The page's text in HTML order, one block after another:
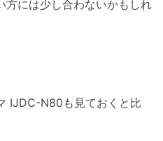
方には少し合わないかもしれ
IJDC-N80も見ておくと比